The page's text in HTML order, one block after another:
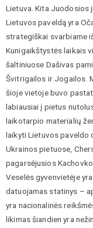
Lietuva. Kita Juodosios
Lietuvos paveldą yra
strategiškai svarbiame
Kunigaikštystės laikais
šaltiniuose Dašivas
Švitrigailos ir Jogailos.
šioje vietoje buvo
labiausiai į pietus
laikotarpio materialių
laikyti Lietuvos paveldo
Ukrainos pietuose,
pagarsėjusios
Veselės gyvenvietėje
datuojamas statinys –
yra nacionalinės
likimas šiandien yra